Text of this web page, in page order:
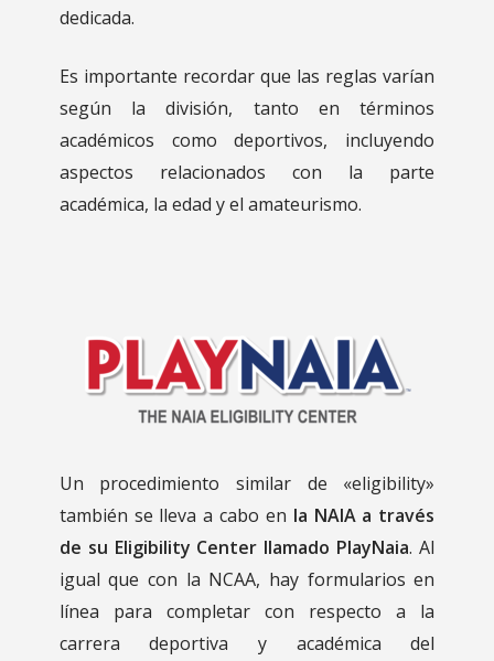
dedicada.
Es importante recordar que las reglas varían
según la división, tanto en términos
académicos como deportivos, incluyendo
aspectos relacionados con la parte
académica, la edad y el amateurismo.
Un procedimiento similar de «eligibility»
también se lleva a cabo en la NAIA a través
de su Eligibility Center llamado PlayNaia. Al
igual que con la NCAA, hay formularios en
línea para completar con respecto a la
carrera deportiva y académica del